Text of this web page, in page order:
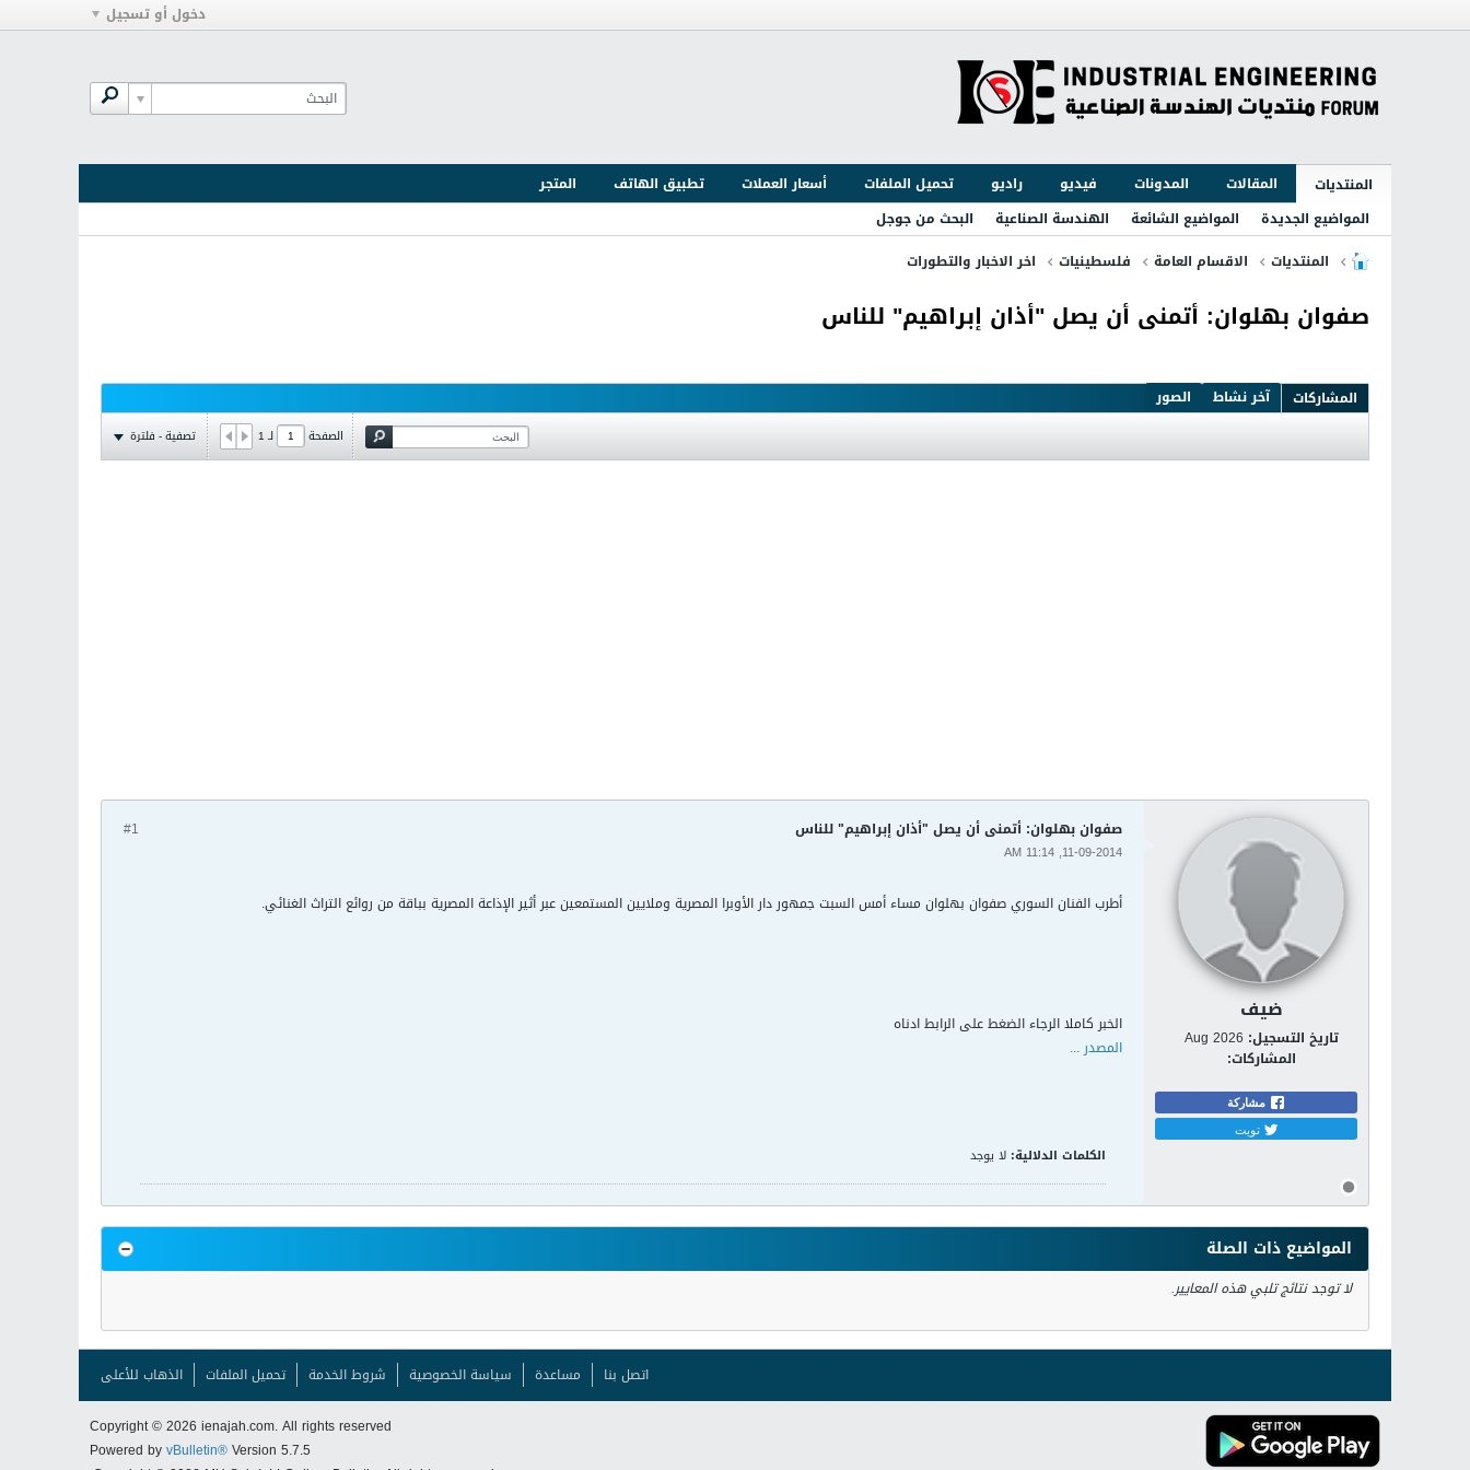
دخول أو تسجيل
المنتديات المقالات المدونات فيديو راديو تحميل الملفات أسعار العملات تطبيق الهاتف
المتجر
المواضيع الجديدة
المواضيع الشائعة الهندسة الصناعية
البحث من جوجل
المنتديات
الاقسام العامة فلسطينيات اخر الاخبار والتطورات
صفوان بهلوان: أتمنى أن يصل "أذان إبراهيم" للناس
المشاركات آخر نشاط الصور
الصفحة لـ1 تصفية - فلترة
ضيف
تاريخ التسجيل: Aug 2026
المشاركات:
مشاركة
تويت
#1 صفوان بهلوان: أتمنى أن يصل "أذان إبراهيم" للناس
11-09-2014, 11:14 AM
أطرب الفنان السوري صفوان بهلوان مساء أمس السبت جمهور دار الأوبرا المصرية وملايين المستمعين عبر أثير الإذاعة المصرية بباقة من روائع التراث الغنائي.
الخبر كاملا الرجاء الضغط على الرابط ادناه
المصدر ...
الكلمات الدلالية: لا يوجد
المواضيع ذات الصلة
لا توجد نتائج تلبي هذه المعايير.
اتصل بنا مساعدة سياسة الخصوصية شروط الخدمة تحميل الملفات الذهاب للأعلى
Copyright © 2026 ienajah.com. All rights reserved
Powered byvBulletin®Version 5.7.5